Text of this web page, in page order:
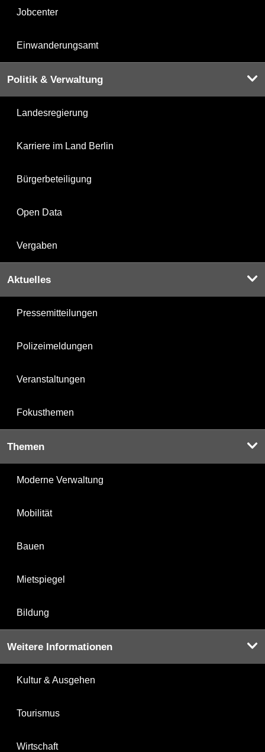
Jobcenter
Einwanderungsamt
Politik & Verwaltung
Landesregierung
Karriere im Land Berlin
Bürgerbeteiligung
Open Data
Vergaben
Aktuelles
Pressemitteilungen
Polizeimeldungen
Veranstaltungen
Fokusthemen
Themen
Moderne Verwaltung
Mobilität
Bauen
Mietspiegel
Bildung
Weitere Informationen
Kultur & Ausgehen
Tourismus
Wirtschaft